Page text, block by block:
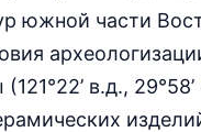
южной части
в.д.,